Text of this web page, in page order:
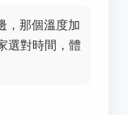
，那個溫度加
選對時間，體